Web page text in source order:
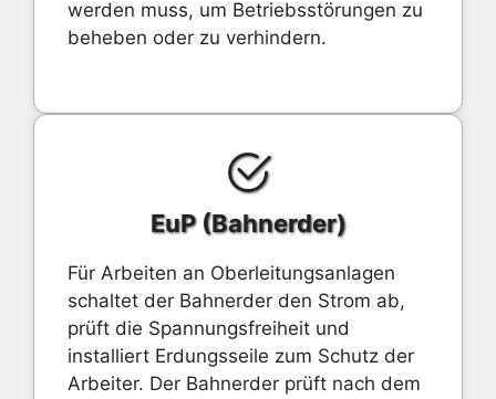
werden muss, um Betriebsstörungen zu
beheben oder zu verhindern.
EuP (Bahnerder)
Für Arbeiten an Oberleitungsanlagen
schaltet der Bahnerder den Strom ab,
prüft die Spannungsfreiheit und
installiert Erdungsseile zum Schutz der
Arbeiter. Der Bahnerder prüft nach dem